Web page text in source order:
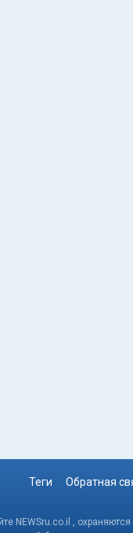
Теги Обратная
NEWSru.co.il ,